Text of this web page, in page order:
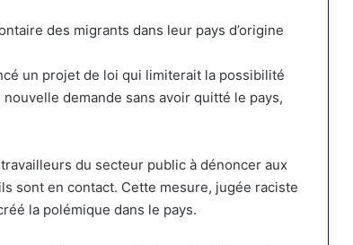
des migrants dans leur pays d’origine
un projet de loi qui limiterait la possibilité
nouvelle demande sans avoir quitté le pays,
du secteur public à dénoncer aux
sont en contact. Cette mesure, jugée raciste
la polémique dans le pays.